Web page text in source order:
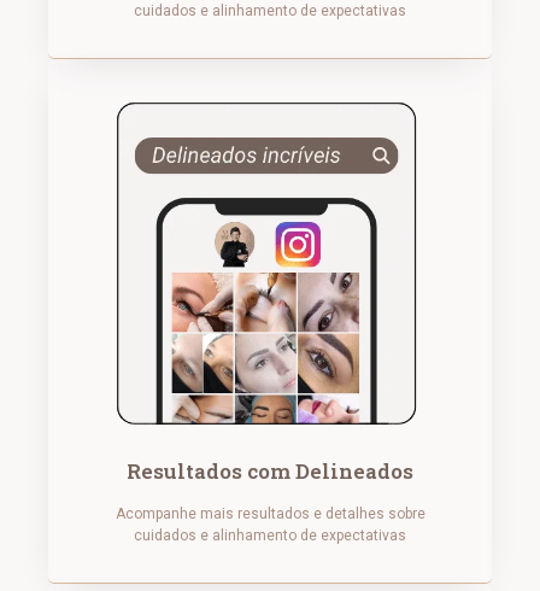
cuidados e alinhamento de expectativas
Resultados com Delineados
Acompanhe mais resultados e detalhes sobre
cuidados e alinhamento de expectativas